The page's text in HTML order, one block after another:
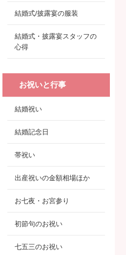
結婚式/披露宴の服装
結婚式・披露宴スタッフの
心得
お祝いと行事
結婚祝い
結婚記念日
帯祝い
出産祝いの金額相場ほか
お七夜・お宮参り
初節句のお祝い
七五三のお祝い